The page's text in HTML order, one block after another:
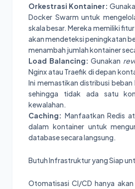
Orkestrasi Kontainer:
Docker Swarm untuk
skala besar. Mereka memiliki fitur
akan mendeteksi peningkatan
menambah jumlah kontainer
Load Balancing: Gunakan
Nginx atau Traefik di depan
Ini memastikan distribusi
sehingga tidak ada satu
kewalahan.
Caching: Manfaatkan Redis
dalam kontainer untuk
database secara langsung.
Butuh Infrastruktur yang Siap
Otomatisasi CI/CD hanya